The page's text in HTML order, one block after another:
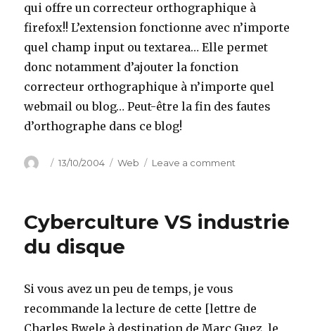
qui offre un correcteur orthographique à
firefox!! L’extension fonctionne avec n’importe
quel champ input ou textarea… Elle permet
donc notamment d’ajouter la fonction
correcteur orthographique à n’importe quel
webmail ou blog… Peut-être la fin des fautes
d’orthographe dans ce blog!
Author
Posted
13/10/2004 Categories
Web Leave a comment
Firefox
Cyberculture VS industrie
du disque
Si vous avez un peu de temps, je vous
recommande la lecture de cette [lettre de